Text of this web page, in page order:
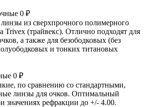
0 ₽
из сверхпрочного полимерного
Trivex (трайвекс). Отлично подходят для
а также для безободковых (без
и тонких титановых
0 ₽
по сравнению со стандартными,
линзы для очков. Оптимальный
значениях рефракции до +/- 4.00.